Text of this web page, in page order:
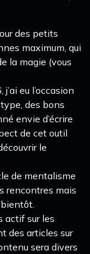
des petits
maximum, qui
la magie (vous
j’ai eu l’occasion
des bons
envie d’écrire
de cet outil
le
de mentalisme
rencontres mais
actif sur les
des articles sur
sera divers